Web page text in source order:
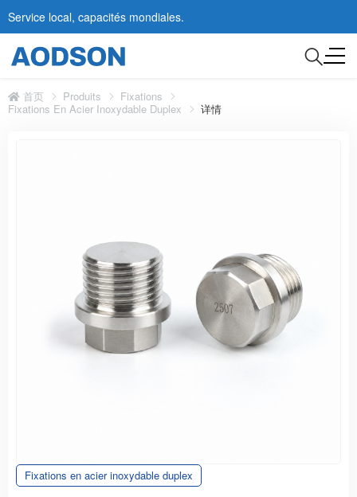
Service local, capacités mondiales.
首页 Produits
Fixations
Fixations En Acier Inoxydable Duplex
详情
Fixations en acier inoxydable duplex